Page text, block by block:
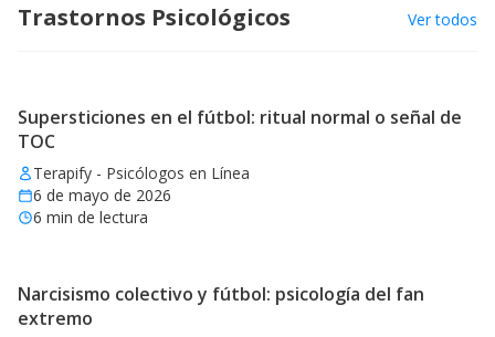
Trastornos Psicológicos Ver todos
Supersticiones en el fútbol: ritual normal o señal de
TOC
Terapify - Psicólogos en Línea
6 de mayo de 2026
6 min de lectura
Narcisismo colectivo y fútbol: psicología del fan
extremo